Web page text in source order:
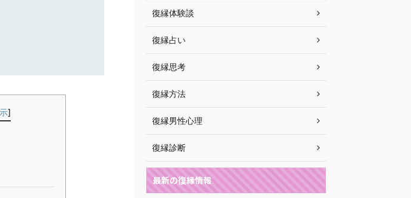
]
復縁体験談
復縁占い
復縁思考
復縁方法
復縁男性心理
復縁診断
最新の復縁情報